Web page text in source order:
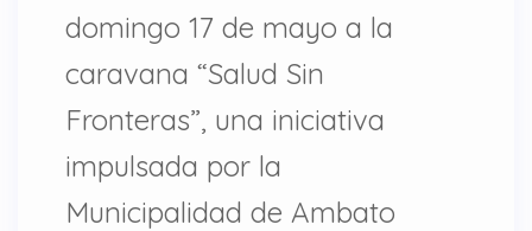
domingo 17 de mayo a la
caravana “Salud Sin
Fronteras”, una iniciativa
impulsada por la
Municipalidad de Ambato